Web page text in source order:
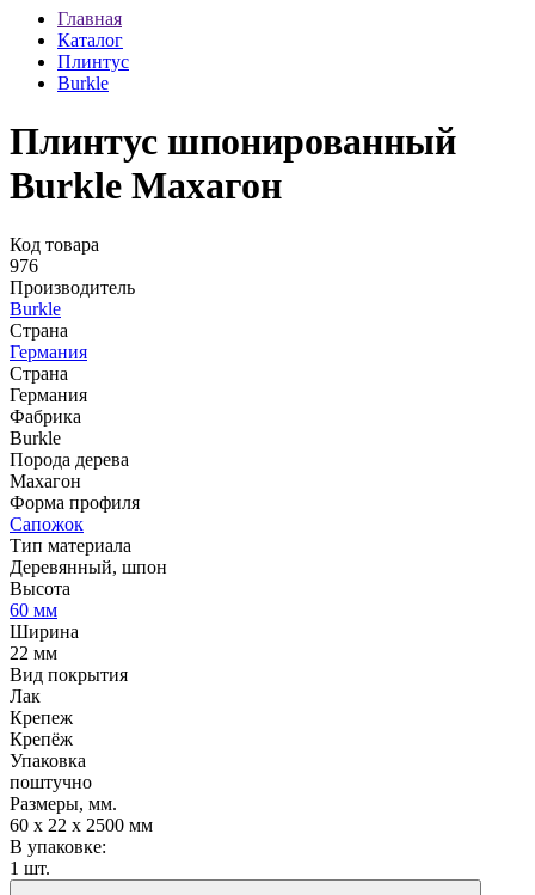
Главная
Каталог
Плинтус
Burkle
Плинтус шпонированный
Burkle Махагон
Код товара
976
Производитель
Burkle
Страна
Германия
Страна
Германия
Фабрика
Burkle
Порода дерева
Махагон
Форма профиля
Сапожок
Тип материала
Деревянный, шпон
Высота
60 мм
Ширина
22 мм
Вид покрытия
Лак
Крепеж
Крепёж
Упаковка
поштучно
Размеры, мм.
60 х 22 х 2500 мм
В упаковке:
1 шт.